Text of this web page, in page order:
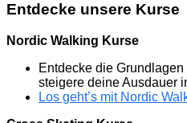
Entdecke unsere Kurse
Nordic Walking Kurse
Entdecke die
steigere deine Ausdauer
Los geht’s mit Nordic